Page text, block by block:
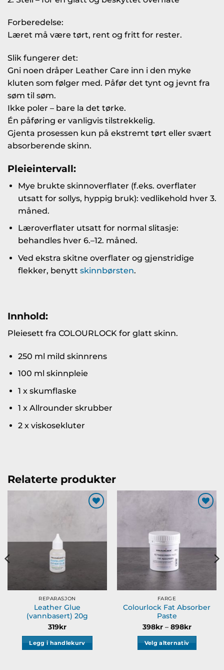
Forberedelse:
Læret må være tørt, rent og fritt for rester.
Slik fungerer det:
Gni noen dråper Leather Care inn i den myke
kluten som følger med. Påfør det tynt og jevnt fra
søm til søm.
Ikke poler – bare la det tørke.
Én påføring er vanligvis tilstrekkelig.
Gjenta prosessen kun på ekstremt tørt eller svært
absorberende skinn.
Pleieintervall:
Mye brukte skinnoverflater (f.eks. overflater
utsatt for sollys, hyppig bruk): vedlikehold hver 3.
måned.
Læroverflater utsatt for normal slitasje:
behandles hver 6.–12. måned.
Ved ekstra skitne overflater og gjenstridige
flekker, benytt skinnbørsten.
Innhold:
Pleiesett fra COLOURLOCK for glatt skinn.
250 ml mild skinnrens
100 ml skinnpleie
1 x skumflaske
1 x Allrounder skrubber
2 x viskosekluter
Relaterte produkter
REPARASJON
Leather Glue
(vannbasert) 20g
319kr
Legg i handlekurv
FARGE
Colourlock Fat Absorber
Paste
398kr – 898kr
Velg alternativ